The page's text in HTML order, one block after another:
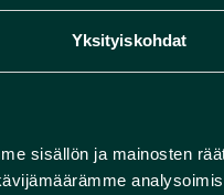
Yksityiskohdat
sisällön ja mainosten
GEOPARK)
uutiskirje